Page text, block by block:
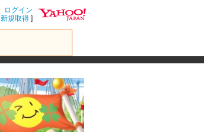
ログイン
新規取得 ]